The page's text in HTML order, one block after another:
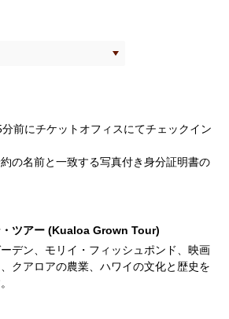
前にチケットオフィスにてチェックイン
の名前と一致する写真付き身分証明書の
・ツアー (Kualoa Grown Tour)
デン、モリイ・フィッシュポンド、映画
クアロアの農業、ハワイの文化と歴史を